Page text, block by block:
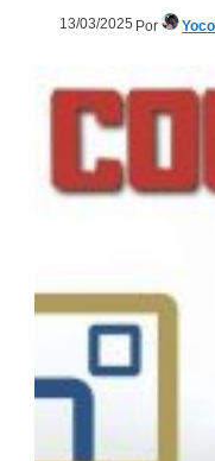
13/03/2025 Por